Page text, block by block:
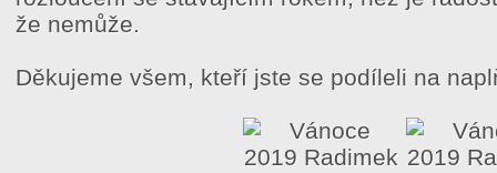
že nemůže.
Děkujeme všem, kteří jste se podíleli na